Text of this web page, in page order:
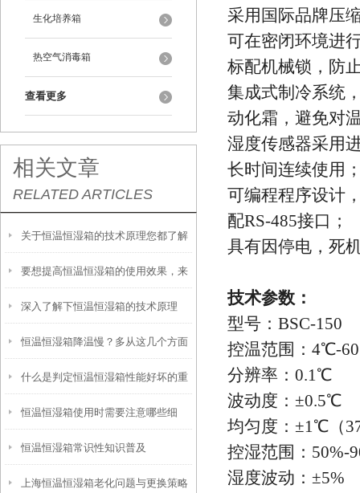
生化培养箱
热空气消毒箱
查看更多
相关文章
RELATED ARTICLES
关于恒温恒湿箱的技术原理您都了解
吗？
要想提高恒温恒湿箱的使用效果，来
看看这些！
深入了解下恒温恒湿箱的技术原理
恒温恒湿箱降温慢？多从这几个方面
找原因
什么是判定恒温恒湿箱性能好坏的重
要参数？
恒温恒湿箱使用时需要注意哪些细
节？
恒温恒湿箱常识性知识普及
上海恒温恒湿箱老化问题与更换策略
采用国际品牌压
可在密闭环境进
标配机械锁，防
集成式制冷系统
动化霜，避免对
湿度传感器采用
长时间连续使用
可编程程序设计
配RS-485接口；
具有因停电，死
技术参数：
型号：BSC-150
控温范围：4℃-
分辨率：0.1℃
波动度：±0.5℃
均匀度：±1℃（
控湿范围：50%-
湿度波动：±5%